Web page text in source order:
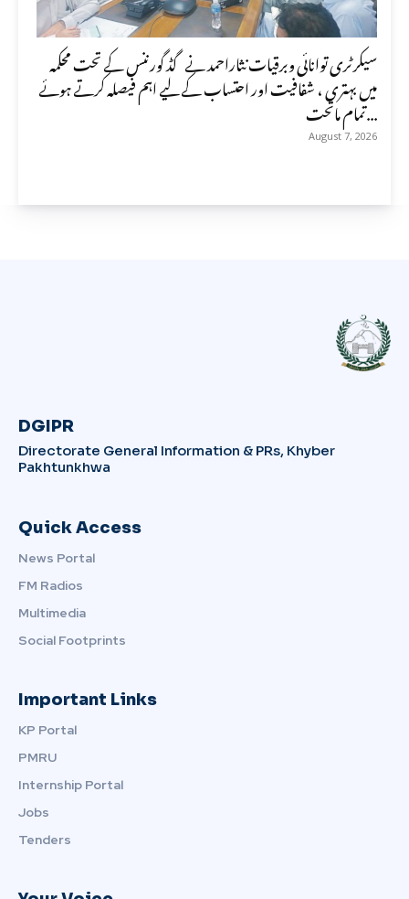
سیکرٹری توانائی وبرقیات نثاراحمد نے گڈ گورننس کے تحت محکمہ
میں بہتری ، شفافیت اور احتساب کے لیے اہم فیصلہ کرتے ہوئے
تمام ماتحت...
August 7, 2026
DGIPR
Directorate General Information & PRs, Khyber
Pakhtunkhwa
Quick Access
News Portal
FM Radios
Multimedia
Social Footprints
Important Links
KP Portal
PMRU
Internship Portal
Jobs
Tenders